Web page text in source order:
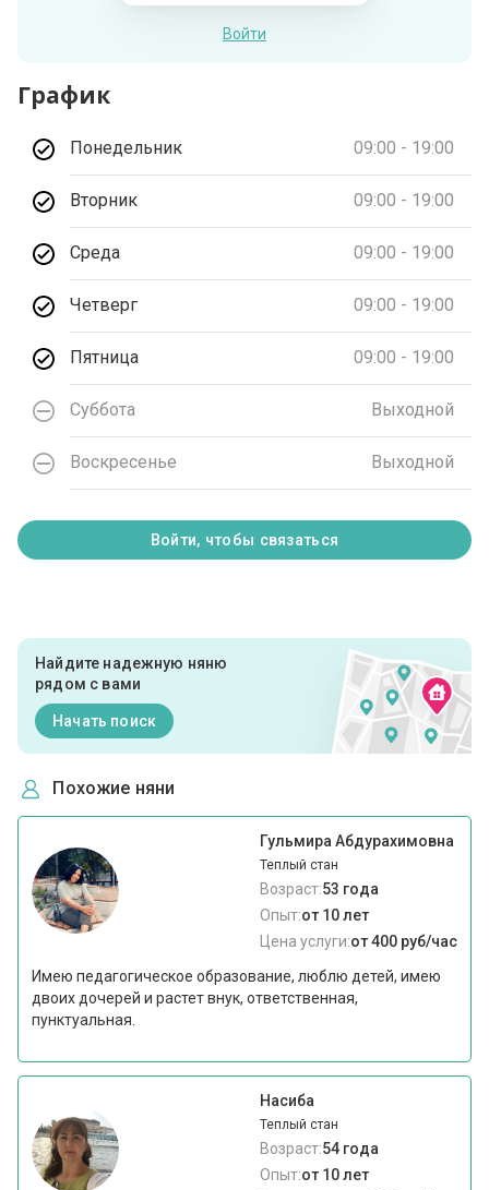
Войти
График
Понедельник 09:00 - 19:00
Вторник 09:00 - 19:00
Среда 09:00 - 19:00
Четверг 09:00 - 19:00
Пятница 09:00 - 19:00
Суббота Выходной
Воскресенье Выходной
Войти, чтобы связаться
Найдите надежную няню
рядом с вами
Начать поиск
Похожие няни
Гульмира Абдурахимовна
Теплый стан
Возраст:53 года
Опыт:от 10 лет
Цена услуги:от 400 руб/час
Имею педагогическое образование, люблю детей, имею
двоих дочерей и растет внук, ответственная,
пунктуальная.
Насиба
Теплый стан
Возраст:54 года
Опыт:от 10 лет